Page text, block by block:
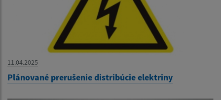
11.04.2025
Plánované prerušenie distribúcie elektriny